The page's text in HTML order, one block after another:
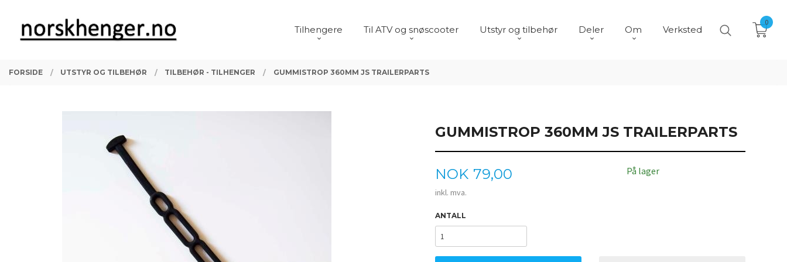
innholdet
PRODUKTER
Tilhengere Til ATV og snøscooter Utstyr og tilbehør Deler Om Verksted
0
FORSIDE UTSTYR OG TILBEHØR TILBEHØR - TILHENGER GUMMISTROP 360MM JS TRAILERPARTS
GUMMISTROP 360MM JS TRAILERPARTS
Pris
NOK 79,00
inkl. mva.
På lager
ANTALL